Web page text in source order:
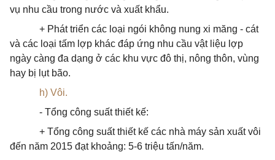
vụ nhu cầu trong nước và xuất khẩu.
+ Phát triển các loại ngói không nung xi măng - cát
và các loại tấm lợp khác đáp ứng nhu cầu vật liệu lợp
ngày càng đa dạng ở các khu vực đô thị, nông thôn, vùng
hay bị lụt bão.
h) Vôi.
- Tổng công suất thiết kế:
+ Tổng công suất thiết kế các nhà máy sản xuất vôi
đến năm 2015 đạt khoảng: 5-6 triệu tấn/năm.